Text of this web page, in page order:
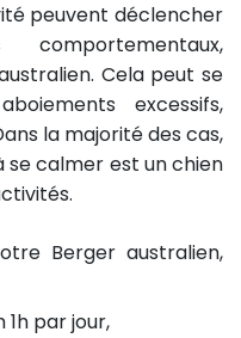
peuvent déclencher
Cela peut se
excessifs,
la majorité des cas,
se calmer est un chien
Berger australien,
par jour,